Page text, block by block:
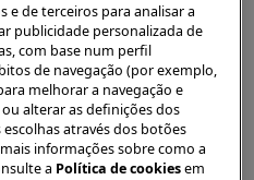
e de terceiros para analisar a
publicidade personalizada de
com base num perfil
de navegação (por exemplo,
melhorar a navegação e
alterar as definições dos
através dos botões
informações sobre como a
a Política de cookiesem